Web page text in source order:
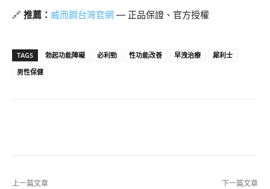
🔗 推薦： 威而鋼台灣官網 — 正品保證、官方授權
TAGS 勃起功能障礙 必利勁 性功能改善 早洩治療
犀利士
男性保健
上一篇文章 下一篇文章